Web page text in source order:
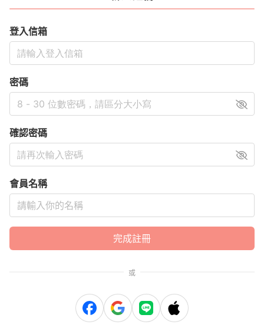
登入信箱
密碼
確認密碼
會員名稱
完成註冊
或